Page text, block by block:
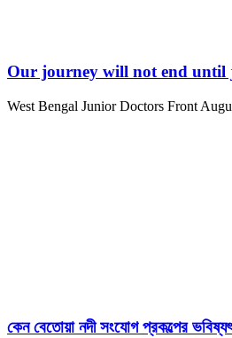
Our journey will not end until
West Bengal Junior Doctors Front
কেন বেতোয়া নদী সংযোগ প্রকল্পের ভবিষ্যৎ